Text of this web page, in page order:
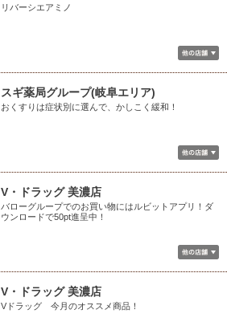
リバーシエアミノ
スギ薬局グループ(岐阜エリア)
おくすりは症状別に選んで、かしこく緩和！
V・ドラッグ 美濃店
バローグループでのお買い物にはルビットアプリ！ダ
ウンロードで50pt進呈中！
V・ドラッグ 美濃店
Vドラッグ 今月のオススメ商品！